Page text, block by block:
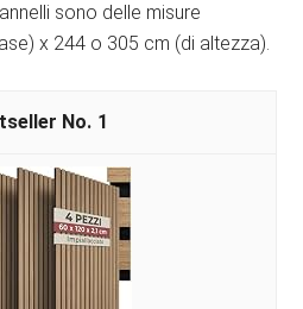
sono delle misure
x 244 o 305 cm (di altezza).
1